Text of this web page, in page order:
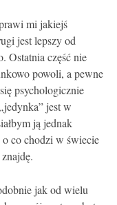
mi jakiejś
jest lepszy od
Ostatnia część nie
powoli, a pewne
psychologicznie
jest w
ją jednak
o co chodzi w świecie
jak od wielu